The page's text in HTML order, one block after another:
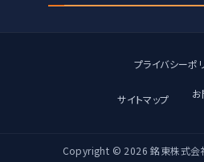
プライバシーポ
サイトマップ
Copyright © 2026 銘東株式会